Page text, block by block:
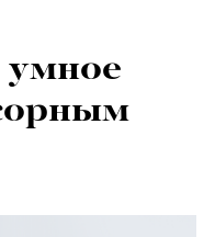
умное